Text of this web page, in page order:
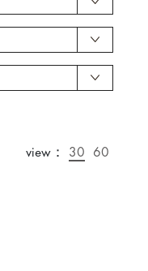
view： 30 60